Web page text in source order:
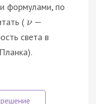
формулами, по
( ν —
света в